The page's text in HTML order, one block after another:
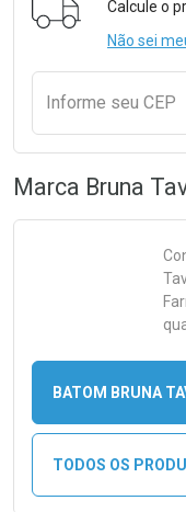
Calcule o
Não sei
Informe seu CEP
Marca Bruna
BATOM BRUNA
TODOS OS